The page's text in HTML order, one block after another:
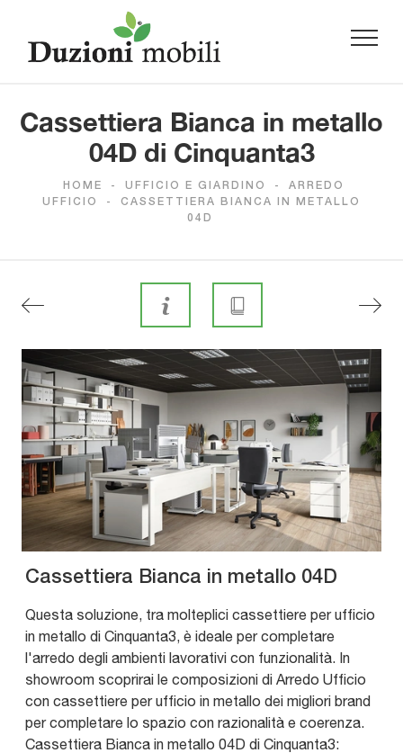
Cassettiera Bianca in metallo
04D di Cinquanta3
HOME - UFFICIO E GIARDINO -
ARREDO
UFFICIO
-
CASSETTIERA BIANCA IN METALLO
04D
Cassettiera Bianca in metallo 04D
Questa soluzione, tra molteplici cassettiere per ufficio
in metallo di Cinquanta3, è ideale per completare
l'arredo degli ambienti lavorativi con funzionalità. In
showroom scoprirai le composizioni di Arredo Ufficio
con cassettiere per ufficio in metallo dei migliori brand
per completare lo spazio con razionalità e coerenza.
Cassettiera Bianca in metallo 04D di Cinquanta3: